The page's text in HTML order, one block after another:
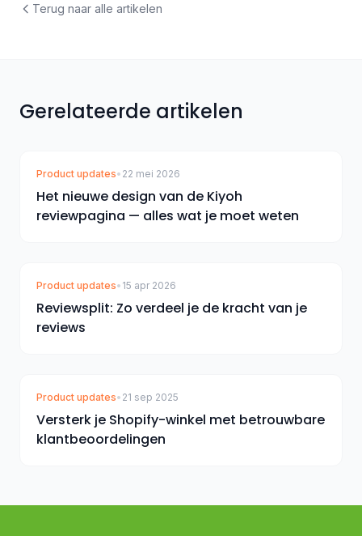
Terug naar alle artikelen
Gerelateerde artikelen
Product updates• 22 mei 2026
Het nieuwe design van de Kiyoh
reviewpagina — alles wat je moet weten
Product updates• 15 apr 2026
Reviewsplit: Zo verdeel je de kracht van je
reviews
Product updates• 21 sep 2025
Versterk je Shopify-winkel met betrouwbare
klantbeoordelingen